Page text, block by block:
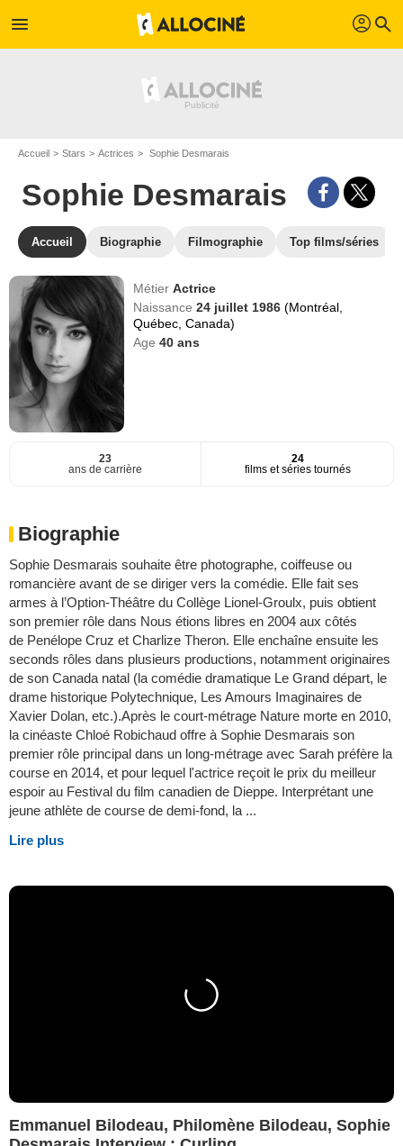
menu profil search
Accueil Stars Actrices Sophie Desmarais
Sophie Desmarais
Accueil Biographie Filmographie Top films/séries
MétierActrice
Naissance24 juillet 1986(Montréal,
Québec, Canada)
Age40 ans
23
ans de carrière
24
films et séries tournés
Biographie
Sophie Desmarais souhaite être photographe, coiffeuse ou
romancière avant de se diriger vers la comédie. Elle fait ses
armes à l’Option-Théâtre du Collège Lionel-Groulx, puis obtient
son premier rôle dans Nous étions libres en 2004 aux côtés
de Penélope Cruz et Charlize Theron. Elle enchaîne ensuite les
seconds rôles dans plusieurs productions, notamment originaires
de son Canada natal (la comédie dramatique Le Grand départ, le
drame historique Polytechnique, Les Amours Imaginaires de
Xavier Dolan, etc.).Après le court-métrage Nature morte en 2010,
la cinéaste Chloé Robichaud offre à Sophie Desmarais son
premier rôle principal dans un long-métrage avec Sarah préfère la
course en 2014, et pour lequel l'actrice reçoit le prix du meilleur
espoir au Festival du film canadien de Dieppe. Interprétant une
jeune athlète de course de demi-fond, la ...
Lire plus
Emmanuel Bilodeau, Philomène Bilodeau, Sophie